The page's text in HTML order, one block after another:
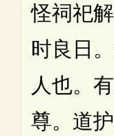
怪祠祀
时良日
人也。
尊。道